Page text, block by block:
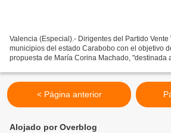
Valencia (Especial).- Dirigentes del Partido
municipios del estado Carabobo con el objetivo
propuesta de María Corina Machado, "destinada
< Página anterior
Alojado por Overblog